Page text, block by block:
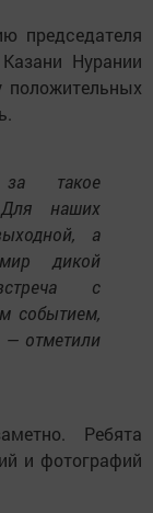
председателя
Нурании
положительных
такое
Для наших
а
дикой
с
событием,
— отметили
Ребята
и фотографий